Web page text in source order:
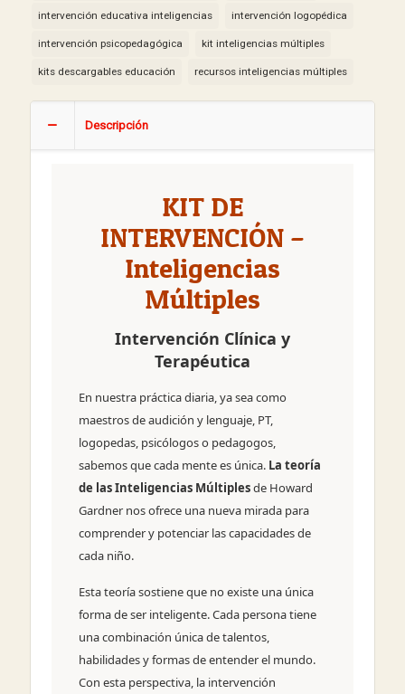
intervención educativa inteligencias intervención logopédica
intervención psicopedagógica kit inteligencias múltiples
kits descargables educación recursos inteligencias múltiples
Descripción
KIT DE
INTERVENCIÓN –
Inteligencias
Múltiples
Intervención Clínica y
Terapéutica
En nuestra práctica diaria, ya sea como
maestros de audición y lenguaje, PT,
logopedas, psicólogos o pedagogos,
sabemos que cada mente es única. La teoría
de las Inteligencias Múltiplesde Howard
Gardner nos ofrece una nueva mirada para
comprender y potenciar las capacidades de
cada niño.
Esta teoría sostiene que no existe una única
forma de ser inteligente. Cada persona tiene
una combinación única de talentos,
habilidades y formas de entender el mundo.
Con esta perspectiva, la intervención